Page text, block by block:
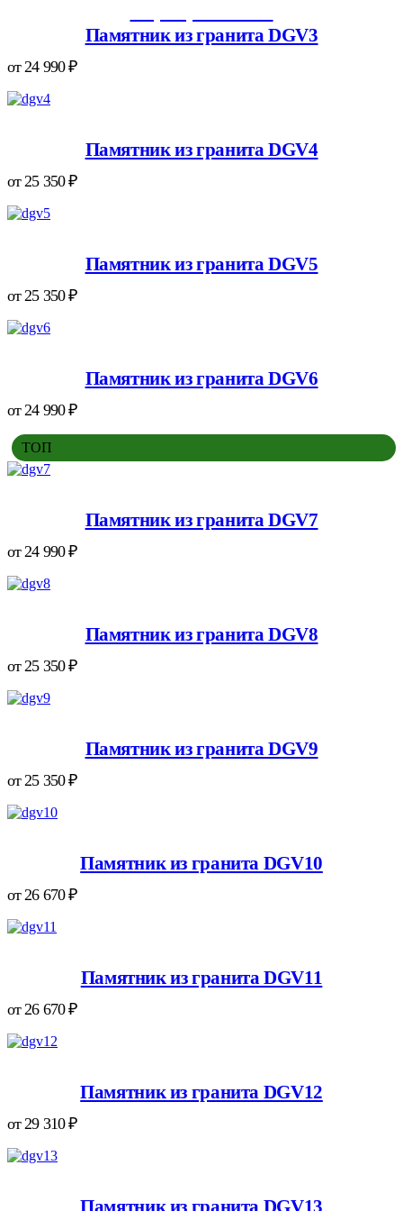
VK
Памятник из гранита DGV3
от 24 990₽
Памятник из гранита DGV4
от 25 350₽
Памятник из гранита DGV5
от 25 350₽
Памятник из гранита DGV6
от 24 990₽
ТОП
Памятник из гранита DGV7
от 24 990₽
Памятник из гранита DGV8
от 25 350₽
Памятник из гранита DGV9
от 25 350₽
Памятник из гранита DGV10
от 26 670₽
Памятник из гранита DGV11
от 26 670₽
Памятник из гранита DGV12
от 29 310₽
Памятник из гранита DGV13